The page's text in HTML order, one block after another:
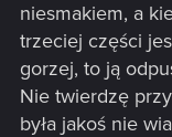
niesmakiem, a
trzeciej części
gorzej, to ją
Nie twierdzę
była jakoś nie